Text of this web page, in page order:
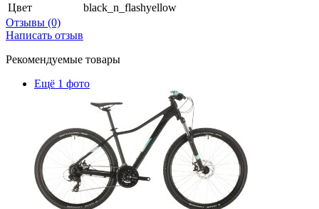
Цвет
black_n_flashyellow
Отзывы (0)
Написать отзыв
Рекомендуемые товары
Ещё 1 фото